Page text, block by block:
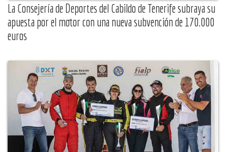
La Consejería de Deportes del Cabildo de Tenerife subraya su
apuesta por el motor con una nueva subvención de 170.000
euros